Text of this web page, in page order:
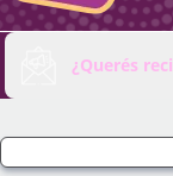
¿Querés